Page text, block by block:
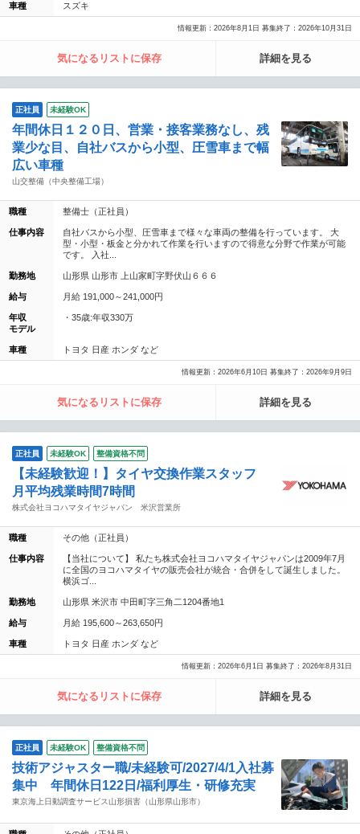
車種 スズキ
情報更新：2026年8月1日 募集終了：2026年10月31日
気になるリストに保存 詳細を見る
正社員 未経験OK
年間休日１２０日、営業・接客業務なし、残
業少な目、自社バスから小型、圧雪車まで幅
広い車種
山交整備（中央整備工場）
職種 整備士（正社員）
仕事内容
自社バスから小型、圧雪車まで様々な車両の整備を行っています。 大
型・小型・板金と分かれて作業を行いますので得意な分野で作業が可能
です。 入社...
勤務地 山形県 山形市 上山家町字野伏山６６６
給与 月給 191,000～241,000円
年収
モデル
・35歳:年収330万
車種 トヨタ 日産 ホンダ など
情報更新：2026年6月10日 募集終了：2026年9月9日
気になるリストに保存 詳細を見る
正社員 未経験OK 整備資格不問
【未経験歓迎！】タイヤ交換作業スタッフ
月平均残業時間7時間
株式会社ヨコハマタイヤジャパン 米沢営業所
職種 その他（正社員）
仕事内容
【当社について】 私たち株式会社ヨコハマタイヤジャパンは2009年7月
に全国のヨコハマタイヤの販売会社が統合・合併をして誕生しました。
横浜ゴ...
勤務地 山形県 米沢市 中田町字三角二1204番地1
給与 月給 195,600～263,650円
車種 トヨタ 日産 ホンダ など
情報更新：2026年6月1日 募集終了：2026年8月31日
気になるリストに保存 詳細を見る
正社員 未経験OK 整備資格不問
技術アジャスター職/未経験可/2027/4/1入社募
集中 年間休日122日/福利厚生・研修充実
東京海上日動調査サービス山形損害（山形県山形市）